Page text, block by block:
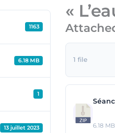
1163
6.18 MB
1
13 juillet 2023
«
1 file
6.18 MB